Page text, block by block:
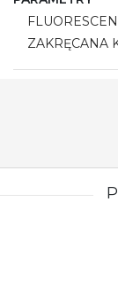
ZAKRĘCANA